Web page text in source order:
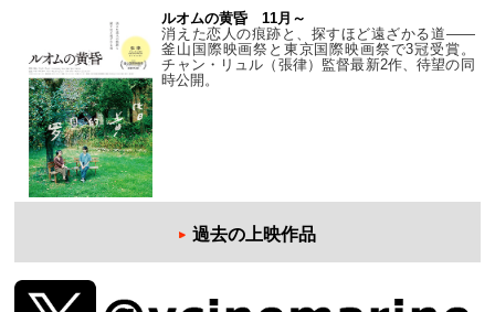
ルオムの黄昏 11月～
消えた恋人の痕跡と、探すほど遠ざかる道——
釜山国際映画祭と東京国際映画祭で3冠受賞。
チャン・リュル（張律）監督最新2作、待望の同
時公開。
過去の上映作品